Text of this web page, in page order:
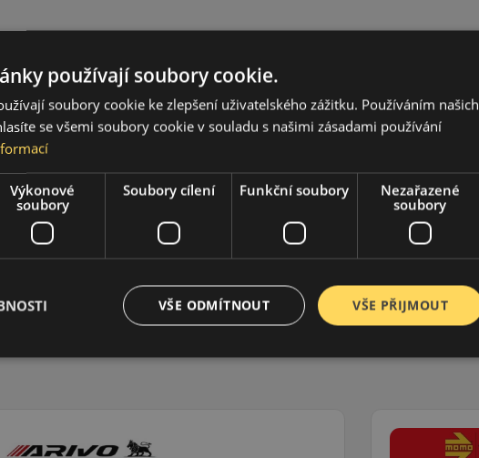
používají soubory cookie.
soubory cookie ke zlepšení uživatelského zážitku. Používáním našich
se všemi soubory cookie v souladu s našimi zásadami používání
Výkonové
soubory
Soubory cílení Funkční soubory
Nezařazené
soubory
VŠE PŘIJMOUT
VŠE ODMÍTNOUT